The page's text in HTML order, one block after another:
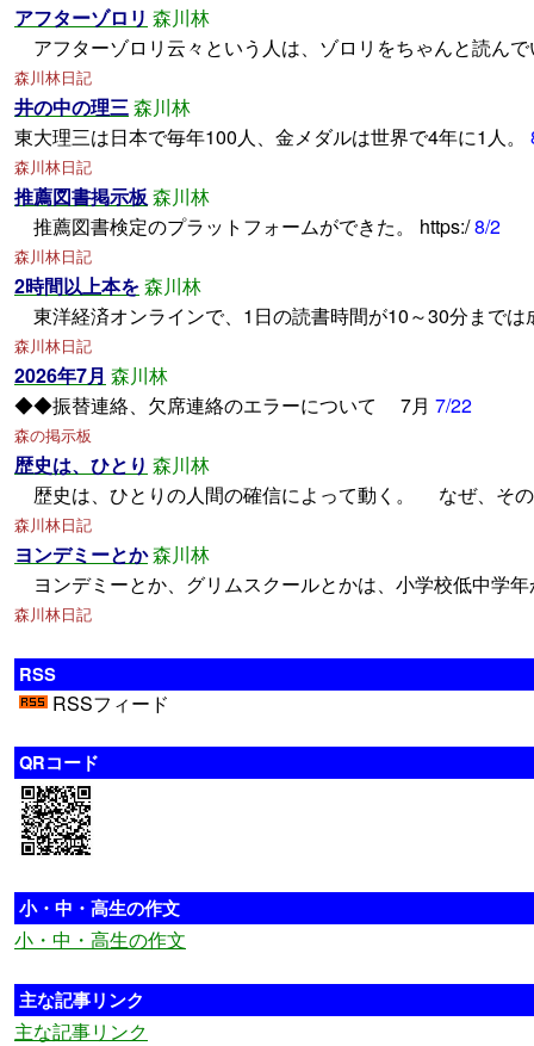
アフターゾロリ 森川林
アフターゾロリ云々という人は、ゾロリをちゃんと読ん
森川林日記
井の中の理三森川林
東大理三は日本で毎年100人、金メダルは世界で4年に1人。
森川林日記
推薦図書掲示板森川林
推薦図書検定のプラットフォームができた。 https:/8/2
森川林日記
2時間以上本を森川林
東洋経済オンラインで、1日の読書時間が10～30分まで
森川林日記
2026年7月 森川林
◆◆振替連絡、欠席連絡のエラーについて 7月 7/22
森の掲示板
歴史は、ひとり 森川林
歴史は、ひとりの人間の確信によって動く。 なぜ、そ
森川林日記
ヨンデミーとか森川林
ヨンデミーとか、グリムスクールとかは、小学校低中学
森川林日記
RSS
RSSフィード
QRコード
小・中・高生の作文
小・中・高生の作文
主な記事リンク
主な記事リンク